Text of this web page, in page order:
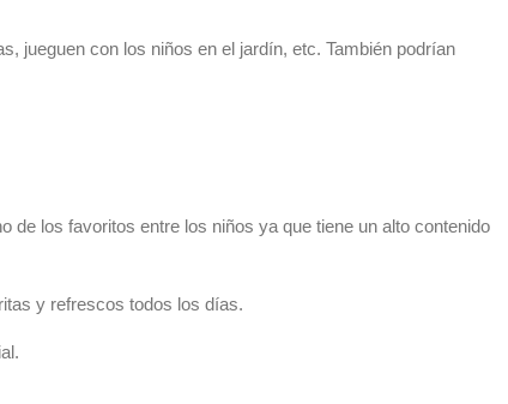
jueguen con los niños en el jardín, etc. También podrían
los favoritos entre los niños ya que tiene un alto contenido
y refrescos todos los días.